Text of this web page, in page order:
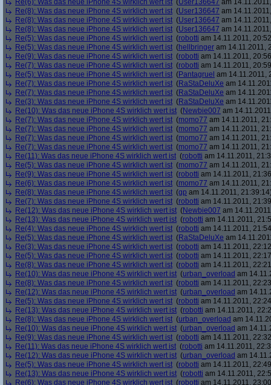
Re(6): Was das neue iPhone 4S wirklich wert ist (User136647 am
Re(8): Was das neue iPhone 4S wirklich wert ist (User136647 am
Re(8): Was das neue iPhone 4S wirklich wert ist (User136647 am
Re(8): Was das neue iPhone 4S wirklich wert ist (User136647 am
Re(5): Was das neue iPhone 4S wirklich wert ist (robotti am 14.11.2011,
Re(5): Was das neue iPhone 4S wirklich wert ist (hellbringer am 14.11.2011,
Re(9): Was das neue iPhone 4S wirklich wert ist (robotti am 14.11.2011,
Re(7): Was das neue iPhone 4S wirklich wert ist (robotti am 14.11.2011,
Re(5): Was das neue iPhone 4S wirklich wert ist (Pantagruel am 14.11.2011,
Re(7): Was das neue iPhone 4S wirklich wert ist (RaStaDeluXe am
Re(7): Was das neue iPhone 4S wirklich wert ist (RaStaDeluXe am
Re(3): Was das neue iPhone 4S wirklich wert ist (RaStaDeluXe am
Re(10): Was das neue iPhone 4S wirklich wert ist (Newbie007 am
Re(7): Was das neue iPhone 4S wirklich wert ist (momo77 am 14.11.2011,
Re(7): Was das neue iPhone 4S wirklich wert ist (momo77 am 14.11.2011,
Re(7): Was das neue iPhone 4S wirklich wert ist (momo77 am 14.11.2011,
Re(7): Was das neue iPhone 4S wirklich wert ist (momo77 am 14.11.2011,
Re(11): Was das neue iPhone 4S wirklich wert ist (robotti am 14.11.2011,
Re(5): Was das neue iPhone 4S wirklich wert ist (momo77 am 14.11.2011,
Re(9): Was das neue iPhone 4S wirklich wert ist (robotti am 14.11.2011,
Re(6): Was das neue iPhone 4S wirklich wert ist (momo77 am 14.11.2011,
Re(8): Was das neue iPhone 4S wirklich wert ist (gp am 14.11.2011,
Re(7): Was das neue iPhone 4S wirklich wert ist (robotti am 14.11.2011,
Re(12): Was das neue iPhone 4S wirklich wert ist (Newbie007 am
Re(13): Was das neue iPhone 4S wirklich wert ist (robotti am 14.11.2011,
Re(4): Was das neue iPhone 4S wirklich wert ist (robotti am 14.11.2011,
Re(5): Was das neue iPhone 4S wirklich wert ist (RaStaDeluXe am
Re(3): Was das neue iPhone 4S wirklich wert ist (robotti am 14.11.2011,
Re(5): Was das neue iPhone 4S wirklich wert ist (robotti am 14.11.2011,
Re(8): Was das neue iPhone 4S wirklich wert ist (robotti am 14.11.2011,
Re(10): Was das neue iPhone 4S wirklich wert ist (urban_overload am
Re(8): Was das neue iPhone 4S wirklich wert ist (robotti am 14.11.2011,
Re(12): Was das neue iPhone 4S wirklich wert ist (urban_overload am
Re(5): Was das neue iPhone 4S wirklich wert ist (robotti am 14.11.2011,
Re(13): Was das neue iPhone 4S wirklich wert ist (robotti am 14.11.2011,
Re(8): Was das neue iPhone 4S wirklich wert ist (urban_overload am
Re(10): Was das neue iPhone 4S wirklich wert ist (urban_overload am
Re(9): Was das neue iPhone 4S wirklich wert ist (robotti am 14.11.2011,
Re(11): Was das neue iPhone 4S wirklich wert ist (robotti am 14.11.2011,
Re(12): Was das neue iPhone 4S wirklich wert ist (urban_overload am
Re(5): Was das neue iPhone 4S wirklich wert ist (robotti am 14.11.2011,
Re(13): Was das neue iPhone 4S wirklich wert ist (robotti am 14.11.2011,
Re(6): Was das neue iPhone 4S wirklich wert ist (robotti am 14.11.2011,